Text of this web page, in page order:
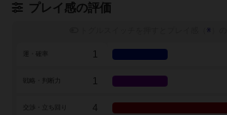
プレイ感の評価
※
1
戦略・判断力 1
4